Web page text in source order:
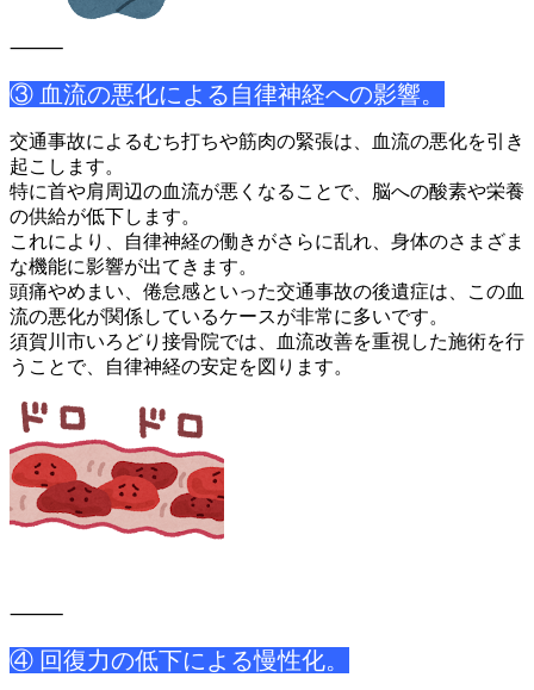
⸻
③ 血流の悪化による自律神経への影響。
交通事故によるむち打ちや筋肉の緊張は、血流の悪化を引き
起こし ます。
特に首や肩周辺の血流が悪くなることで、脳への酸素や栄養
の供給が低下します。
これにより、自律神経の働きがさらに乱れ、身体のさまざま
な機能に影響が出てきます。
頭痛やめまい、倦怠感といった交通事故の後遺症は、この血
流の悪化が関係しているケースが非常に多いです。
須賀川市いろどり接骨院では、血流改善を重視した施術を行
うこと で、自律神経の安定を図ります。
⸻
④ 回復力の低下による慢性化。